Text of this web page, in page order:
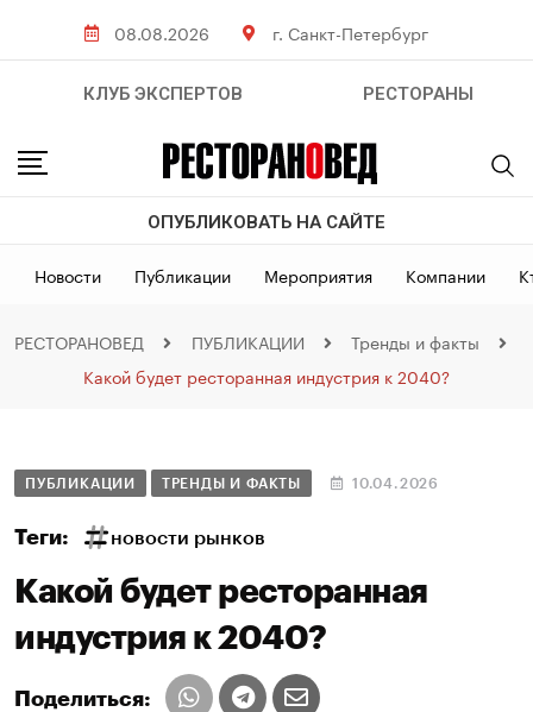
08.08.2026 г. Санкт-Петербург
КЛУБ ЭКСПЕРТОВ РЕСТОРАНЫ
ОПУБЛИКОВАТЬ НА САЙТЕ
Новости Публикации Мероприятия Компании
РЕСТОРАНОВЕД ПУБЛИКАЦИИ
Тренды и факты
Какой будет ресторанная индустрия к 2040?
ПУБЛИКАЦИИ ТРЕНДЫ И ФАКТЫ 10.04.2026
Теги: новости рынков
Какой будет ресторанная
индустрия к 2040?
Поделиться: